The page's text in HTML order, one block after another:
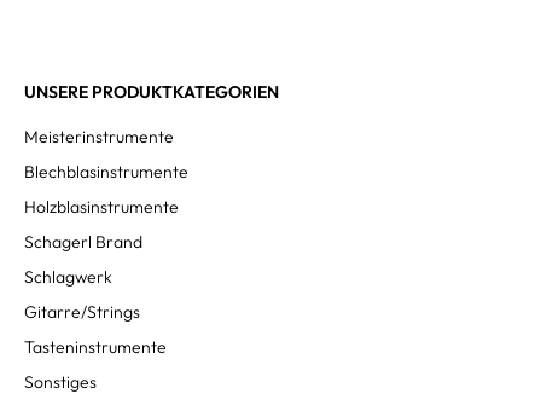
UNSERE PRODUKTKATEGORIEN
Meisterinstrumente
Blechblasinstrumente
Holzblasinstrumente
Schagerl Brand
Schlagwerk
Gitarre/Strings
Tasteninstrumente
Sonstiges